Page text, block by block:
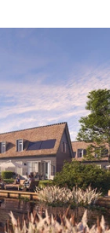
con ducha
individuales cada
y lavabo doble y un
tu estancia puedes